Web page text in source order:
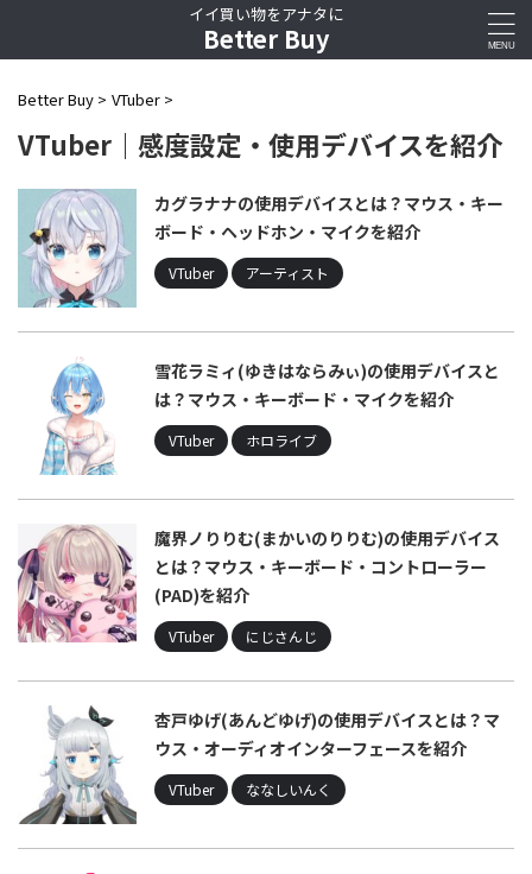
イイ買い物をアナタに
Better Buy
Better Buy > VTuber >
VTuber｜感度設定・使用デバイスを紹介
カグラナナの使用デバイスとは？マウス・キー
ボード・ヘッドホン・マイクを紹介
VTuber アーティスト
雪花ラミィ(ゆきはならみぃ)の使用デバイスと
は？マウス・キーボード・マイクを紹介
VTuber ホロライブ
魔界ノりりむ(まかいのりりむ)の使用デバイス
とは？マウス・キーボード・コントローラー
(PAD)を紹介
VTuber にじさんじ
杏戸ゆげ(あんどゆげ)の使用デバイスとは？マ
ウス・オーディオインターフェースを紹介
VTuber ななしいんく